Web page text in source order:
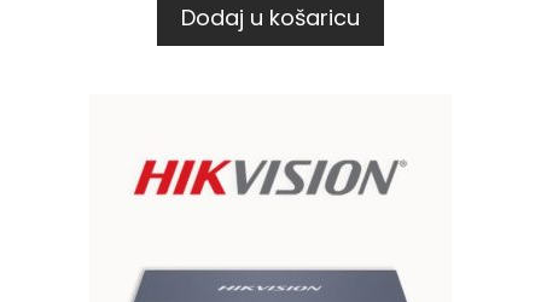
Dodaj u košaricu